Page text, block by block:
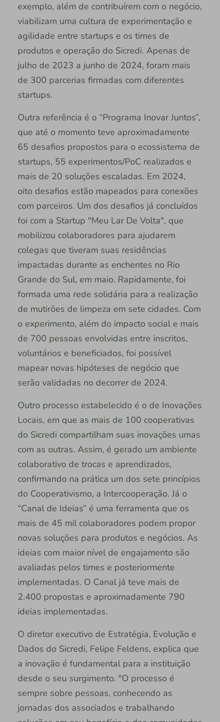
exemplo, além de contribuírem com o negócio,
viabilizam uma cultura de experimentação e
agilidade entre startups e os times de
produtos e operação do Sicredi. Apenas de
julho de 2023 a junho de 2024, foram mais
de 300 parcerias firmadas com diferentes
startups.
Outra referência é o “Programa Inovar Juntos”,
que até o momento teve aproximadamente
65 desafios propostos para o ecossistema de
startups, 55 experimentos/PoC realizados e
mais de 20 soluções escaladas. Em 2024,
oito desafios estão mapeados para conexões
com parceiros. Um dos desafios já concluídos
foi com a Startup "Meu Lar De Volta", que
mobilizou colaboradores para ajudarem
colegas que tiveram suas residências
impactadas durante as enchentes no Rio
Grande do Sul, em maio. Rapidamente, foi
formada uma rede solidária para a realização
de mutirões de limpeza em sete cidades. Com
o experimento, além do impacto social e mais
de 700 pessoas envolvidas entre inscritos,
voluntários e beneficiados, foi possível
mapear novas hipóteses de negócio que
serão validadas no decorrer de 2024.
Outro processo estabelecido é o de Inovações
Locais, em que as mais de 100 cooperativas
do Sicredi compartilham suas inovações umas
com as outras. Assim, é gerado um ambiente
colaborativo de trocas e aprendizados,
confirmando na prática um dos sete princípios
do Cooperativismo, a Intercooperação. Já o
“Canal de Ideias” é uma ferramenta que os
mais de 45 mil colaboradores podem propor
novas soluções para produtos e negócios. As
ideias com maior nível de engajamento são
avaliadas pelos times e posteriormente
implementadas. O Canal já teve mais de
2.400 propostas e aproximadamente 790
ideias implementadas.
O diretor executivo de Estratégia, Evolução e
Dados do Sicredi, Felipe Feldens, explica que
a inovação é fundamental para a instituição
desde o seu surgimento. "O processo é
sempre sobre pessoas, conhecendo as
jornadas dos associados e trabalhando